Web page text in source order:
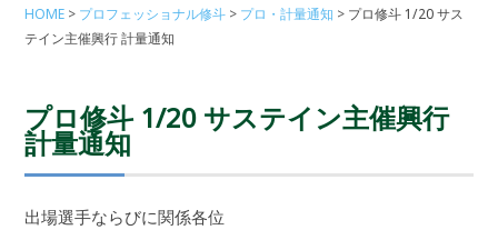
HOME プロフェッショナル修斗 プロ・計量通知
プロ修斗 1/20 サス
テイン主催興行 計量通知
プロ修斗 1/20 サステイン主催興行
計量通知
出場選手ならびに関係各位